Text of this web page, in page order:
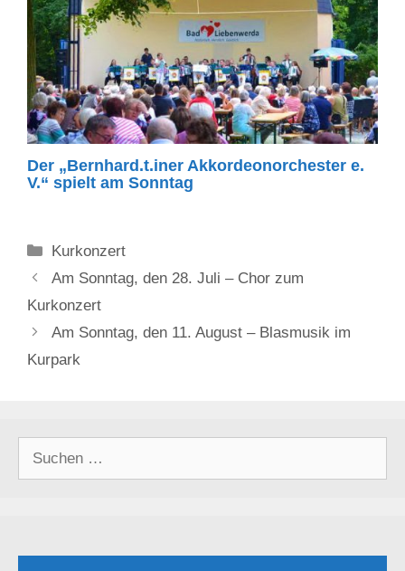
Der „Bernhard.t.iner Akkordeonorchester e.
V.“ spielt am Sonntag
Kategorien
Kurkonzert
Am Sonntag, den 28. Juli – Chor zum
Kurkonzert
Am Sonntag, den 11. August – Blasmusik im
Kurpark